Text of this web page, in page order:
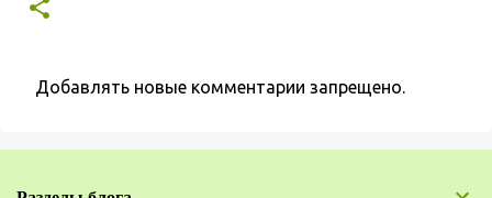
Добавлять новые комментарии запрещено.